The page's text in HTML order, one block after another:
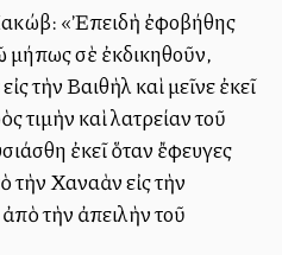
«Ἐπειδὴ ἐφοβήθης
μήπως σὲ ἐκδικηθοῦν,
τὴν Βαιθὴλ καὶ μεῖνε ἐκεῖ
τιμὴν καὶ λατρείαν τοῦ
ἐκεῖ ὅταν ἔφευγες
τὴν Χαναὰν εἰς τὴν
τὴν ἀπειλὴν τοῦ